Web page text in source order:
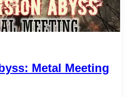
Metal Meeting